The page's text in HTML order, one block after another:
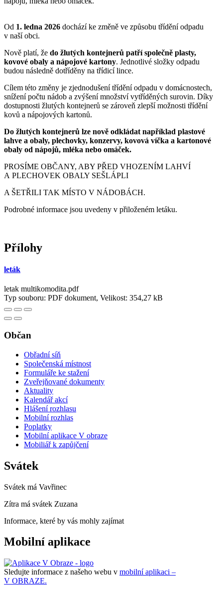
Od 1. ledna 2026 dochází ke změně ve způsobu třídění odpadu
v naší obci.
Nově platí, že do žlutých kontejnerů patří společně plasty,
kovové obaly a nápojové kartony. Jednotlivé složky odpadu
budou následně dotříděny na třídicí lince.
Cílem této změny je zjednodušení třídění odpadu v domácnostech,
snížení počtu nádob a zvýšení množství vytříděných surovin. Díky
dostupnosti žlutých kontejnerů se zároveň zlepší možnosti třídění
kovů a nápojových kartonů.
Do žlutých kontejnerů lze nově odkládat například plastové
lahve a obaly, plechovky, konzervy, kovová víčka a kartonové
obaly od nápojů, mléka nebo omáček.
PROSÍME OBČANY, ABY PŘED VHOZENÍM LAHVÍ
A PLECHOVEK OBALY SEŠLÁPLI
A ŠETŘILI TAK MÍSTO V NÁDOBÁCH.
Podrobné informace jsou uvedeny v přiloženém letáku.
Přílohy
leták
letak multikomodita.pdf
Typ souboru: PDF dokument, Velikost: 354,27 kB
Občan
Obřadní síň
Společenská místnost
Formuláře ke stažení
Zveřejňované dokumenty
Aktuality
Kalendář akcí
Hlášení rozhlasu
Mobilní rozhlas
Poplatky
Mobilní aplikace V obraze
Mobiliář k zapůjčení
Svátek
Svátek má Vavřinec
Zítra má svátek Zuzana
Informace, které by vás mohly zajímat
Mobilní aplikace
Sledujte informace z našeho webu v mobilní aplikaci –
V OBRAZE.